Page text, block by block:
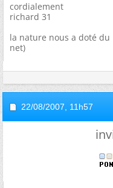
cordialement
richard 31
la nature nous a doté du
net)
22/08/2007, 11h57